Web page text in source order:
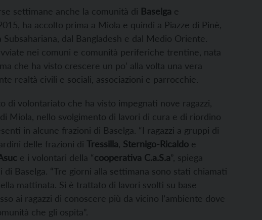
settimane anche la comunità di Baselga e
ha accolto prima a Miola e quindi a Piazze di Pinè,
dal Bangladesh e dal Medio Oriente.
nei comuni e comunità periferiche trentine, nata
che ha visto crescere un po’ alla volta una vera
realtà civili e sociali, associazioni e parrocchie.
volontariato che ha visto impegnati nove ragazzi,
Miola, nello svolgimento di lavori di cura e di riordino
in alcune frazioni di Baselga. “I ragazzi a gruppi di
delle frazioni di Tressilla Sternigo-Ricaldo e
e i volontari della “cooperativa C.a.S.a”, spiega
di Baselga. “Tre giorni alla settimana sono stati chiamati
mattinata. Si è trattato di lavori svolti su base
ai ragazzi di conoscere più da vicino l’ambiente dove
che gli ospita”.